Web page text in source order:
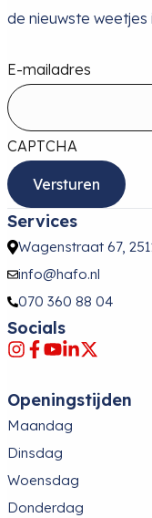
de nieuwste
E-mailadres
CAPTCHA
Services
Wagenstraat 67,
info@hafo.nl
070 360 88 04
Socials
Openingstijden
Maandag
Dinsdag
Woensdag
Donderdag